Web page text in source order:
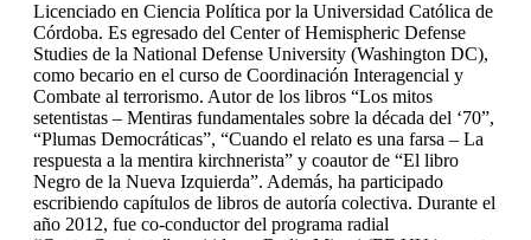
Licenciado en Ciencia Política por la Universidad Católica de
Córdoba. Es egresado del Center of Hemispheric Defense
Studies de la National Defense University (Washington DC),
como becario en el curso de Coordinación Interagencial y
Combate al terrorismo. Autor de los libros “Los mitos
setentistas – Mentiras fundamentales sobre la década del ‘70”,
“Plumas Democráticas”, “Cuando el relato es una farsa – La
respuesta a la mentira kirchnerista” y coautor de “El libro
Negro de la Nueva Izquierda”. Además, ha participado
escribiendo capítulos de libros de autoría colectiva. Durante el
año 2012, fue co-conductor del programa radial